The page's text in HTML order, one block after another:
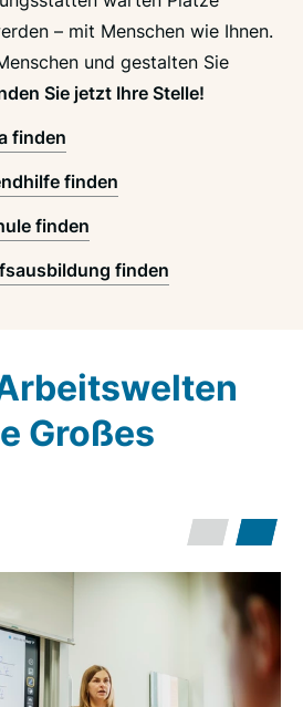
– mit Menschen wie Ihnen.
und gestalten Sie
Sie jetzt Ihre Stelle!
finden
finden
finden
finden
Großes